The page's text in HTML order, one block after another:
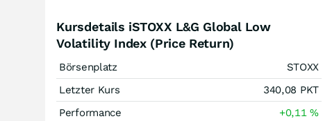
Kursdetails iSTOXX L&G Global Low
Volatility Index (Price Return)
Börsenplatz
STOXX
Letzter Kurs
340,08 PKT
Performance
+0,11%